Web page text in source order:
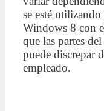
se esté
Windows 8 con
que las partes
puede discrepar
empleado.